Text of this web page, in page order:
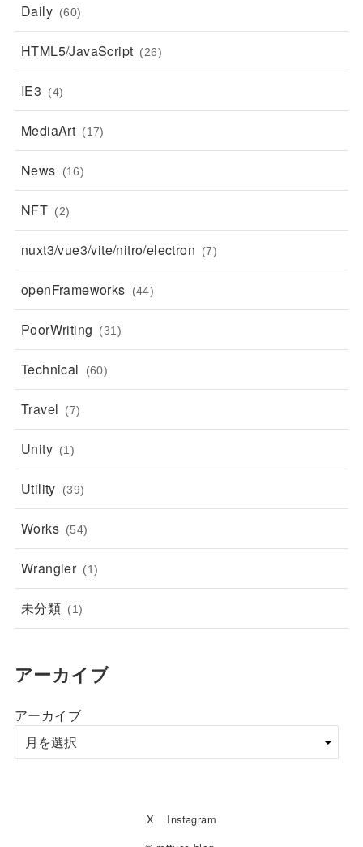
Daily (60)
HTML5/JavaScript (26)
IE3 (4)
MediaArt (17)
News (16)
NFT (2)
nuxt3/vue3/vite/nitro/electron (7)
openFrameworks (44)
PoorWriting (31)
Technical (60)
Travel (7)
Unity (1)
Utility (39)
Works (54)
Wrangler (1)
未分類 (1)
アーカイブ
アーカイブ
X
Instagram